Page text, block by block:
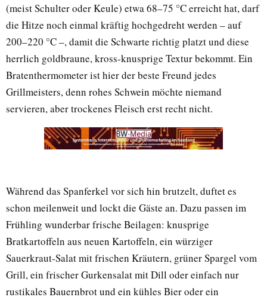
(meist Schulter oder Keule) etwa 68–75 °C erreicht hat, darf
die Hitze noch einmal kräftig hochgedreht werden – auf
200–220 °C –, damit die Schwarte richtig platzt und diese
herrlich goldbraune, kross-knusprige Textur bekommt. Ein
Bratenthermometer ist hier der beste Freund jedes
Grillmeisters, denn rohes Schwein möchte niemand
servieren, aber trockenes Fleisch erst recht nicht.
Während das Spanferkel vor sich hin brutzelt, duftet es
schon meilenweit und lockt die Gäste an. Dazu passen im
Frühling wunderbar frische Beilagen: knusprige
Bratkartoffeln aus neuen Kartoffeln, ein würziger
Sauerkraut-Salat mit frischen Kräutern, grüner Spargel vom
Grill, ein frischer Gurkensalat mit Dill oder einfach nur
rustikales Bauernbrot und ein kühles Bier oder ein